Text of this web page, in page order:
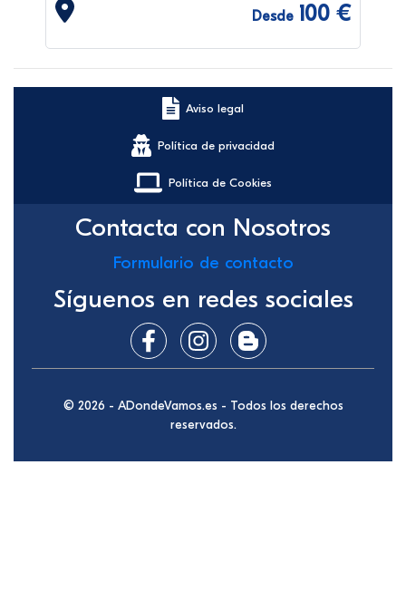
Desde 100 €
Aviso legal
Política de privacidad
Política de Cookies
Contacta con Nosotros
Formulario de contacto
Síguenos en redes sociales
© 2026 - ADondeVamos.es - Todos los derechos
reservados.